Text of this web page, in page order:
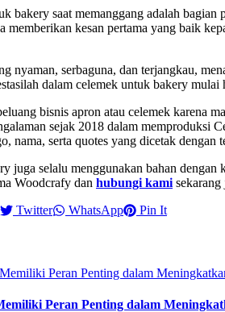
bakery saat memanggang adalah
memberikan kesan pertama yang baik
nyaman, serbaguna, dan terjangkau,
dalam celemek untuk bakery
bisnis apron atau celemek karena
sejak 2018 dalam memproduksi
nama, serta quotes yang dicetak dengan
juga selalu menggunakan bahan
Woodcrafy dan hubungi kami sekarang
Twitter WhatsApp Pin It
Peran Penting dalam